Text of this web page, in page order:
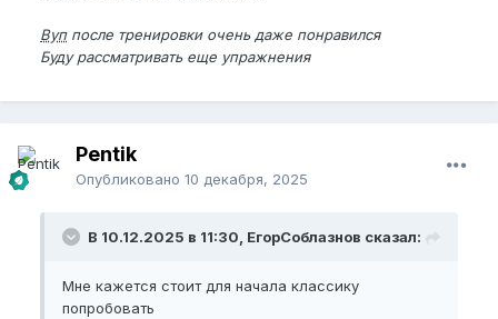
Вуппосле тренировки очень даже понравился
Буду рассматривать еще упражнения
Pentik
Опубликовано 10 декабря, 2025
В 10.12.2025 в 11:30, ЕгорСоблазнов сказал:
Мне кажется стоит для начала классику
попробовать